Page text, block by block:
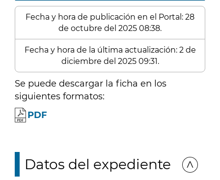
Fecha y hora de publicación en el Portal: 28
de octubre del 2025 08:38.
Fecha y hora de la última actualización: 2 de
diciembre del 2025 09:31.
Se puede descargar la ficha en los
siguientes formatos:
PDF
Datos del expediente